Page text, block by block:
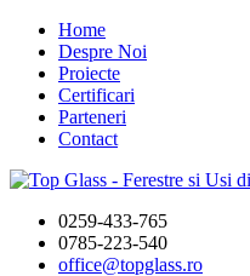
Home
Despre Noi
Proiecte
Certificari
Parteneri
Contact
0259-433-765
0785-223-540
office@topglass.ro